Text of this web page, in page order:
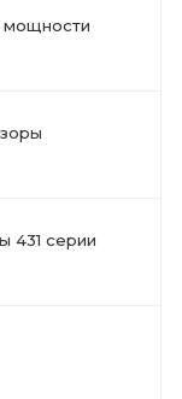
мощности
431 серии